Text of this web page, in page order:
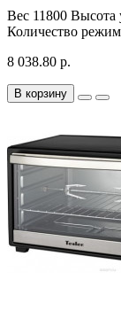
Вес 11800 Высота
Количество
8 038.80 р.
В корзину